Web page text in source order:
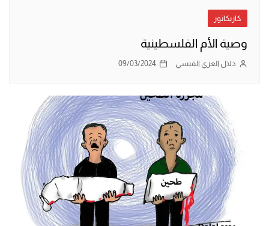
كاريكاتور
وصية الأم الفلسطينية
دلال العزي القيسي 09/03/2024